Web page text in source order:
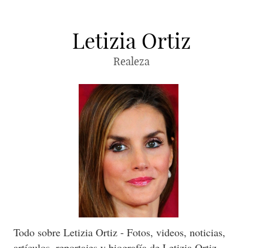
Letizia Ortiz
Realeza
Todo sobre Letizia Ortiz - Fotos, videos, noticias,